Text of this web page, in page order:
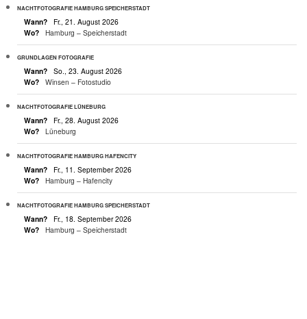
NACHTFOTOGRAFIE HAMBURG SPEICHERSTADT
Wann?
Fr., 21. August 2026
Wo?
Hamburg – Speicherstadt
GRUNDLAGEN FOTOGRAFIE
Wann?
So., 23. August 2026
Wo?
Winsen – Fotostudio
NACHTFOTOGRAFIE LÜNEBURG
Wann?
Fr., 28. August 2026
Wo?
Lüneburg
NACHTFOTOGRAFIE HAMBURG HAFENCITY
Wann?
Fr., 11. September 2026
Wo?
Hamburg – Hafencity
NACHTFOTOGRAFIE HAMBURG SPEICHERSTADT
Wann?
Fr., 18. September 2026
Wo?
Hamburg – Speicherstadt